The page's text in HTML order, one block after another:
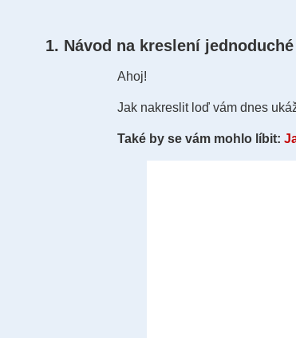
1. Návod na kreslení
Ahoj!
Jak nakreslit loď vám dnes
Také by se vám mohlo líbit: